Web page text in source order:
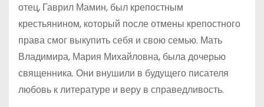
отец, Гаврил Мамин, был крепостным
крестьянином, который после отмены крепостного
права смог выкупить себя и свою семью. Мать
Владимира, Мария Михайловна, была дочерью
священника. Они внушили в будущего писателя
любовь к литературе и веру в справедливость.